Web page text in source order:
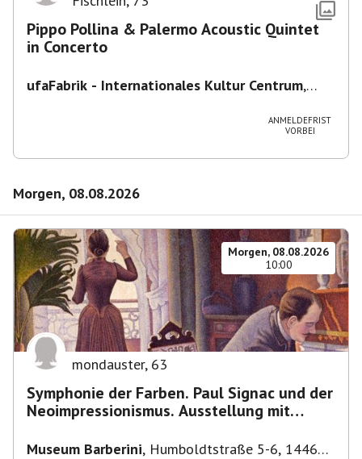
Pippo Pollina & Palermo Acoustic Quintet
in Concerto
ufaFabrik - Internationales Kultur Centrum,
ANMELDEFRIST
VORBEI
Morgen, 08.08.2026
Morgen, 08.08.2026
10:00
mondauster, 63
Symphonie der Farben. Paul Signac und der
Neoimpressionismus. Ausstellung mit
Museum Barberini, Humboldtstraße 5-6, 14467